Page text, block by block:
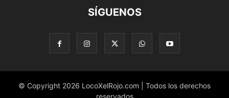
SÍGUENOS
© Copyright 2026 LocoXelRojo.com | Todos los derechos
reservados